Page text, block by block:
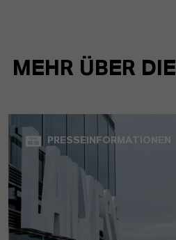
MEHR ÜBER
PRESSEINFORMATIONEN